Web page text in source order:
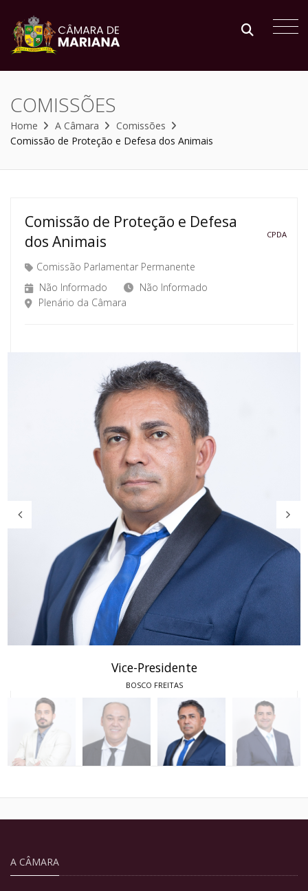
COMISSÕES
Home A Câmara
Comissões
Comissão de Proteção e Defesa dos Animais
Comissão de Proteção e Defesa
dos Animais
CPDA
Comissão Parlamentar Permanente
Não Informado
Não Informado
Plenário da Câmara
Vice-Presidente
BOSCO FREITAS
A CÂMARA